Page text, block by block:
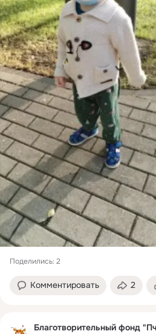
Поделились: 2
Комментировать 2
Благотворительный фонд